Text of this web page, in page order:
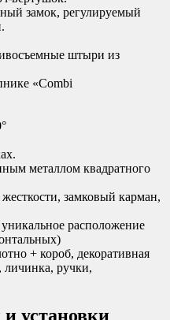
замок, регулируемый
штыри из
«Combi
металлом квадратного
замковый карман,
расположение
+ короб, декоративная
личинка, ручки,
установки